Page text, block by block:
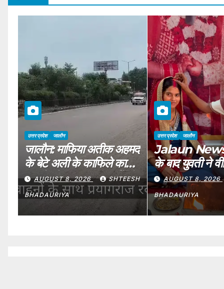
उत्तर प्रदेश जालौन
जालौन: माफिया अतीक अहमद
के बेटे अली के काफिले का
जालौन में बदला रूट, हाईवे से
प्रयागराज रवाना
AUGUST 8, 2026 SHTEESH
BHADAURIYA
उत्तर प्रदेश जालौन
Jalaun
के बाद युवती ने
कर मांगी सुरक्षा
Love
Young
Sought
AUGUST 8, 2026
BHADAURIYA